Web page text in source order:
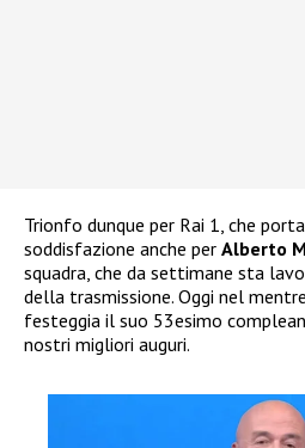
Trionfo dunque per Rai 1, che
soddisfazione anche per Alberto
squadra, che da settimane sta
della trasmissione. Oggi nel
festeggia il suo 53esimo
nostri migliori auguri.